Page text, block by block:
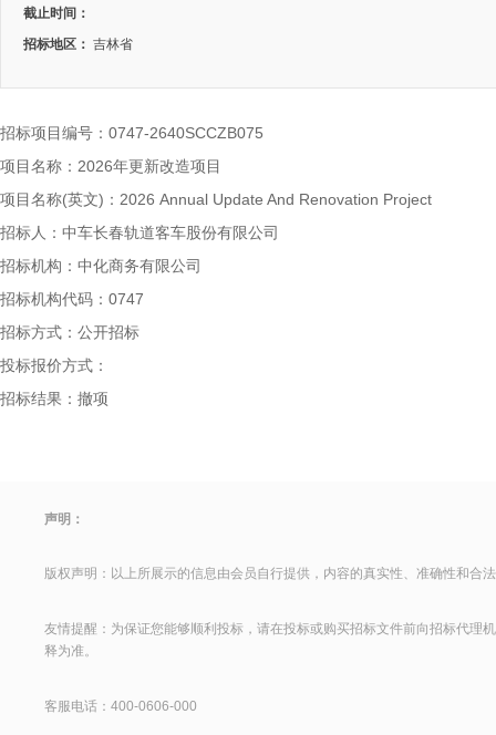
截止时间：
招标地区： 吉林省
招标项目编号：0747-2640SCCZB075
项目名称：2026年更新改造项目
项目名称(英文)：2026 Annual Update And Renovation Project
招标人：中车长春轨道客车股份有限公司
招标机构：中化商务有限公司
招标机构代码：0747
招标方式：公开招标
投标报价方式：
招标结果：撤项
声明：
版权声明：以上所展示的信息由会员自行提供，内容的真实性、准确性和合
友情提醒：为保证您能够顺利投标，请在投标或购买招标文件前向招标代理
释为准。
客服电话：400-0606-000